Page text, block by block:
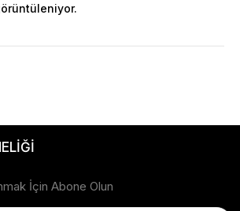
İçin Abone Olun